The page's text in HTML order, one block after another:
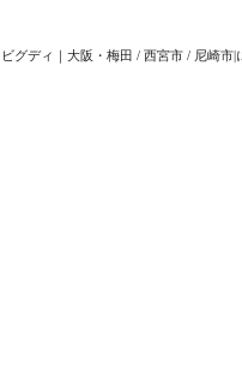
ビグディ｜大阪・梅田 / 西宮市 / 尼崎市